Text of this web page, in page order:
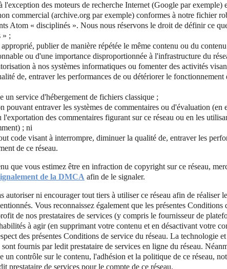
l'exception des moteurs de recherche Internet (Google par exemple)
commercial (archive.org par exemple) conformes à notre fichier
Atom « disciplinés ». Nous nous réservons le droit de définir ce
» ;
publier de manière répétée le même contenu ou du
ou d'une importance disproportionnée à l'infrastructure du
à nos systèmes informatiques ou fomenter des activités
de, entraver les performances de ou détériorer le fonctionnement
un service d'hébergement de fichiers classique ;
pouvant entraver les systèmes de commentaires ou d'évaluation (en
des commentaires figurant sur ce réseau ou en les
; ni
code visant à interrompre, diminuer la qualité de, entraver les
de ce réseau.
que vous estimez être en infraction de copyright sur ce réseau,
de la DMCA afin de le signaler.
autoriser ni encourager tout tiers à utiliser ce réseau afin de réaliser
Vous reconnaissez également que les présentes Conditions
de nos prestataires de services (y compris le fournisseur de
à agir (en supprimant votre contenu et en désactivant votre
des présentes Conditions de service du réseau. La technologie et
sont fournis par ledit prestataire de services en ligne du réseau.
un contrôle sur le contenu, l'adhésion et la politique de ce réseau,
prestataire de services pour le compte de ce réseau.